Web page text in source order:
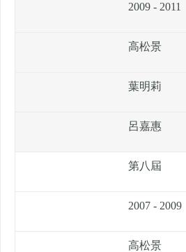
2009 - 2011
高松景
葉明莉
呂嘉惠
第八屆
2007 - 2009
高松景